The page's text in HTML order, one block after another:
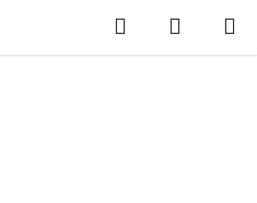
Hledat
KOŠÍK